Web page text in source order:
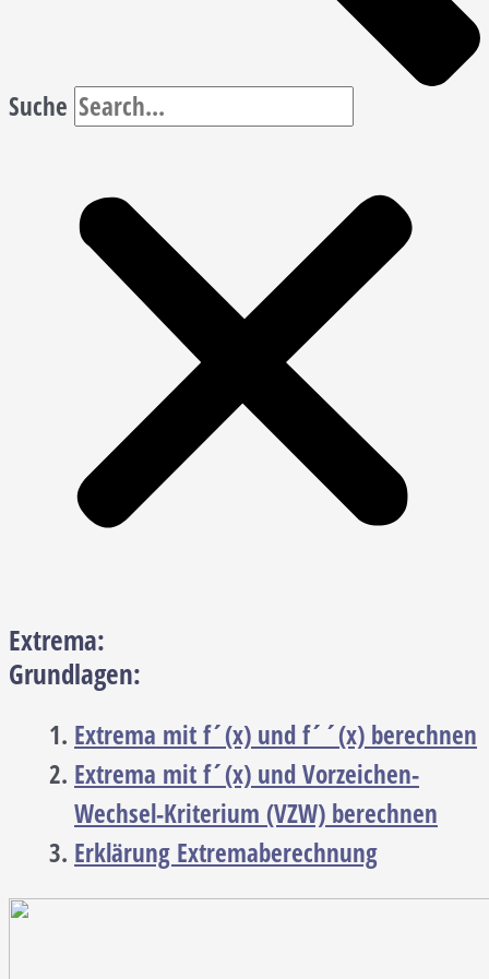
Suche
Extrema:
Grundlagen:
Extrema mit f´(x) und f´´(x) berechnen
Extrema mit f´(x) und Vorzeichen-
Wechsel-Kriterium (VZW) berechnen
Erklärung Extremaberechnung